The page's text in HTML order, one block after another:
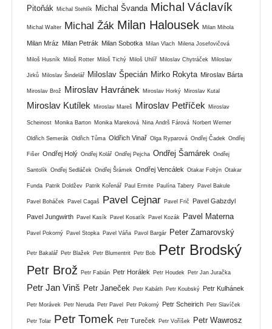
Pitoňák Michal Stehlík Michal Švanda Michal Václavík
Michal Walter Michal Žák Milan Halousek Milan Mihola
Milan Mráz Milan Petrák Milan Sobotka Milan Vlach Milena Josefovičová
Miloš Husník Miloš Rotter Miloš Tichý Miloš Uhlíř Miloslav Chytráček Miloslav
Jirků Miloslav Šindelář Miloslav Špecián Mirko Rokyta Miroslav Bárta
Miroslav Brož Miroslav Havránek Miroslav Horký Miroslav Kutal
Miroslav Kutílek Miroslav Mareš Miroslav Petříček Miroslav
Scheinost Monika Barton Monika Mareková Nina Andrš Fárová Norbert Werner
Oldřich Semerák Oldřich Tůma Oldřich Vinař Olga Ryparová Ondřej Čadek Ondřej
Fišer Ondřej Holý Ondřej Kolář Ondřej Pejcha Ondřej Šamárek Ondřej
Santolík Ondřej Sedláček Ondřej Šrámek Ondřej Vencálek Otakar Foltýn Otakar
Funda Patrik Doldžev Patrik Kořenář Paul Ermite Paulína Tabery Pavel Bakule
Pavel Boháček Pavel Cagaš Pavel Cejnar Pavel Frič Pavel Gabzdyl
Pavel Jungwirth Pavel Kasík Pavel Kosatík Pavel Kozák Pavel Materna
Pavel Pokorný Pavel Stopka Pavel Váňa Pavol Bargár Peter Zamarovský
Petr Bakalář Petr Blažek Petr Blumentrit Petr Bob Petr Brodský
Petr Brož Petr Fabián Petr Horálek Petr Houdek Petr Jan Juračka
Petr Jan Vinš Petr Janeček Petr Kabáth Petr Koubský Petr Kulhánek
Petr Morávek Petr Neruda Petr Pavel Petr Pokorný Petr Scheirich Petr Slavíček
Petr Tolar Petr Tomek Petr Tureček Petr Voříšek
Petr Wawrosz